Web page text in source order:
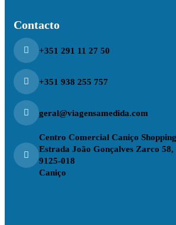
Contacto
+351 291 11 27 50
+351 938 255 757
geral@viagensamedida.com
Centro Comercial Caniço Shopping
Estrada João Gonçalves Zarco 58,
9125-018
Caniço